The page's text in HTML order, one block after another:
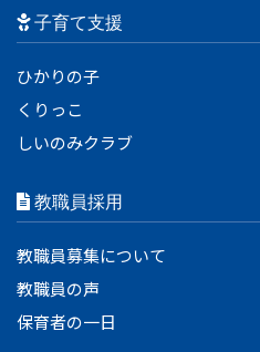
子育て支援
ひかりの子
くりっこ
しいのみクラブ
教職員採用
教職員募集について
教職員の声
保育者の一日